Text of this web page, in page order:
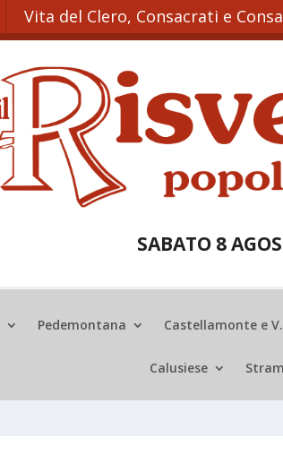
Vita del Clero, Consacrati e
SABATO 8
Pedemontana Castellamonte e
Calusiese